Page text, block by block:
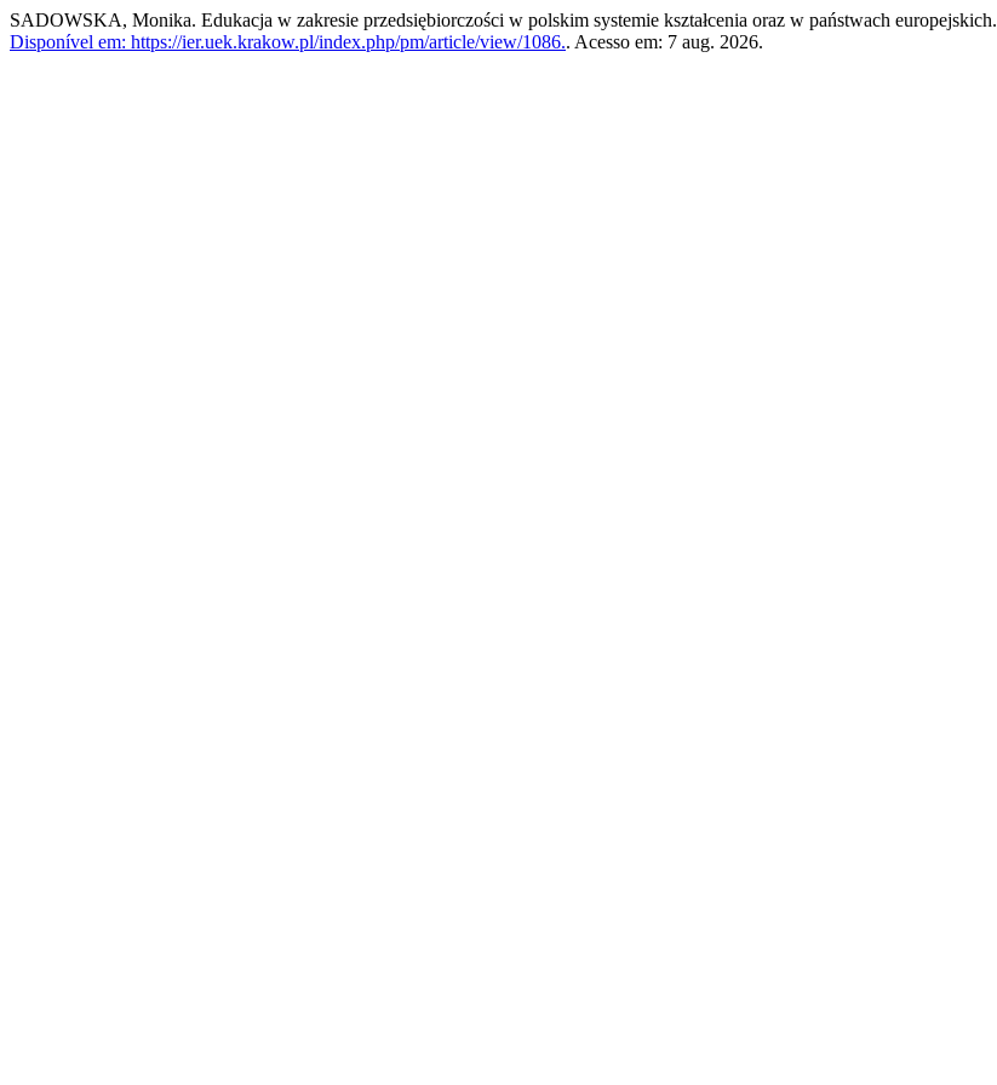
SADOWSKA, Monika. Edukacja w zakresie przedsiębiorczości w polskim systemie kształcenia oraz w państwach europejskich.
Disponível em: https://ier.uek.krakow.pl/index.php/pm/article/view/1086.. Acesso em: 7 aug. 2026.